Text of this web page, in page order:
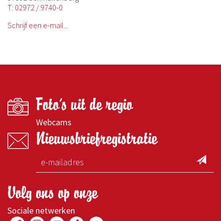
T: 02972 / 9740-0
Schrijf een e-mail...
Foto's uit de regio
Webcams
Nieuwsbriefregistratie
Volg ons op onze
Sociale netwerken